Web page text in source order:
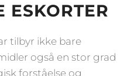
ESKORTER
tilbyr ikke bare
også en stor grad
forståelse og